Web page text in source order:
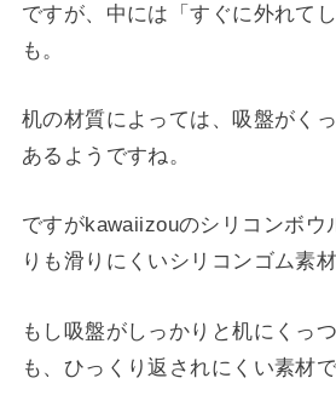
ですが、中には「すぐに外れて
も。
机の材質によっては、吸盤がく
あるようですね。
ですがkawaiizouのシリコンボウ
りも滑りにくいシリコンゴム素材
もし吸盤がしっかりと机にくっ
も、ひっくり返されにくい素材で